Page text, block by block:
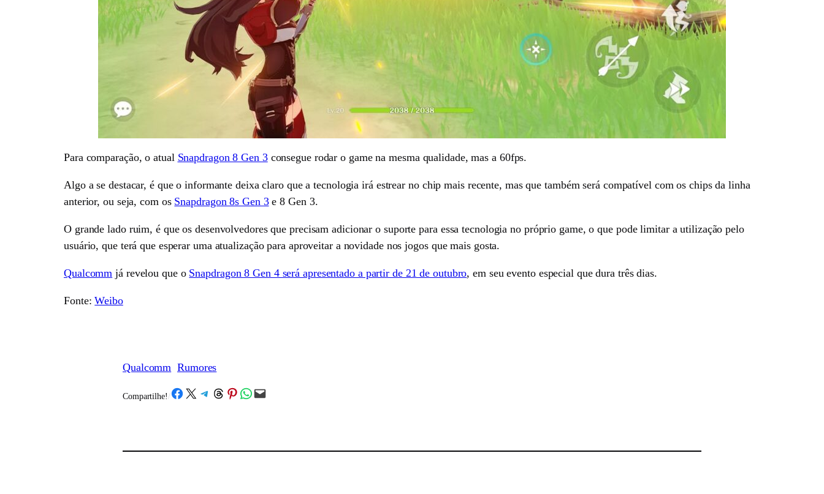
Para comparação, o atual Snapdragon 8 Gen 3consegue rodar o game na mesma qualidade, mas a 60fps.
Algo a se destacar, é que o informante deixa claro que a tecnologia irá estrear no chip mais recente, mas que também será compatível com os chips da linha
anterior, ou seja, com os Snapdragon 8s Gen 3e 8 Gen 3.
O grande lado ruim, é que os desenvolvedores que precisam adicionar o suporte para essa tecnologia no próprio game, o que pode limitar a utilização pelo
usuário, que terá que esperar uma atualização para aproveitar a novidade nos jogos que mais gosta.
Qualcomm já revelou que o Snapdragon 8 Gen 4 será apresentado a partir de 21 de outubro, em seu evento especial que dura três dias.
Fonte:Weibo
Qualcomm Rumores
Compartilhe!/Share on Facebook
Share on X Share on Telegram
Share on Threads
Share on Pinterest
Share on WhatsApp
Email this Page